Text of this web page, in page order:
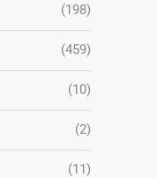
(198)
(459)
(10)
(2)
(11)